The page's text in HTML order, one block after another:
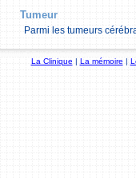
Tumeur
Parmi les tumeurs
La Clinique | La mémoire |